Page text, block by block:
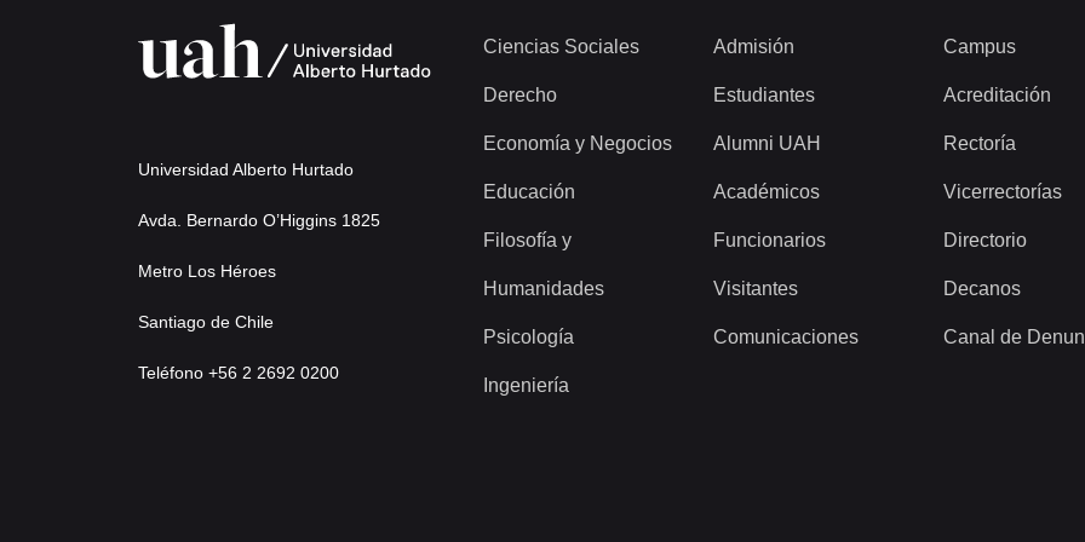
Universidad Alberto Hurtado
Avda. Bernardo O’Higgins 1825
Metro Los Héroes
Santiago de Chile
Teléfono +56 2 2692 0200
Ciencias Sociales
Derecho
Economía y Negocios
Educación
Filosofía y
Humanidades
Psicología
Ingeniería
Admisión
Estudiantes
Alumni UAH
Académicos
Funcionarios
Visitantes
Comunicaciones
Campus
Acreditación
Rectoría
Vicerrectorías
Directorio
Decanos
Canal de